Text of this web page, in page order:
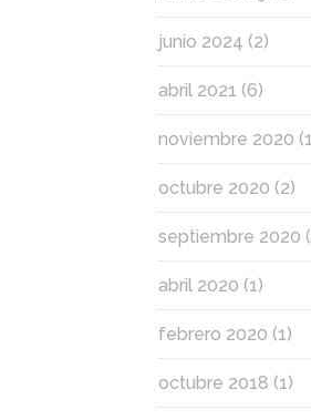
junio 2024 (2)
abril 2021 (6)
noviembre 2020
octubre 2020 (2)
septiembre 2020
abril 2020 (1)
febrero 2020 (1)
octubre 2018 (1)